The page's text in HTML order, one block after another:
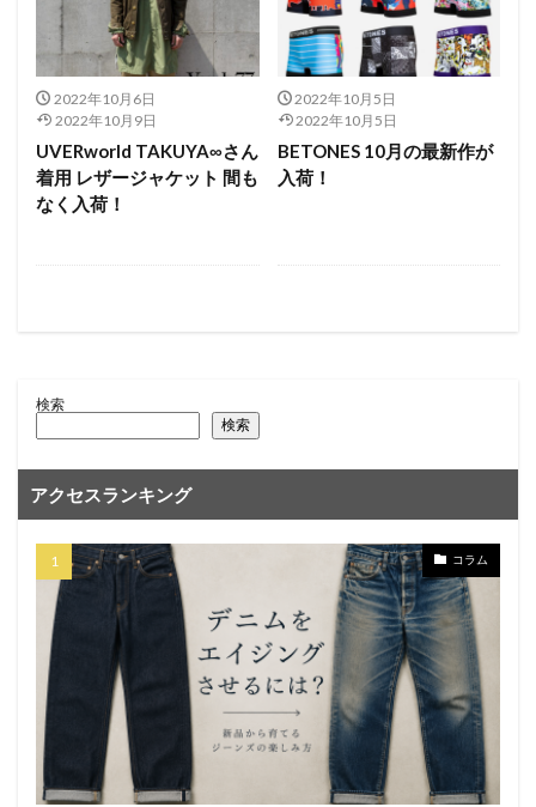
2022年10月6日
2022年10月9日
UVERworld TAKUYA∞さん
着用 レザージャケット 間も
なく入荷！
2022年10月5日
2022年10月5日
BETONES 10月の最新作が
入荷！
検索
検索
アクセスランキング
コラム